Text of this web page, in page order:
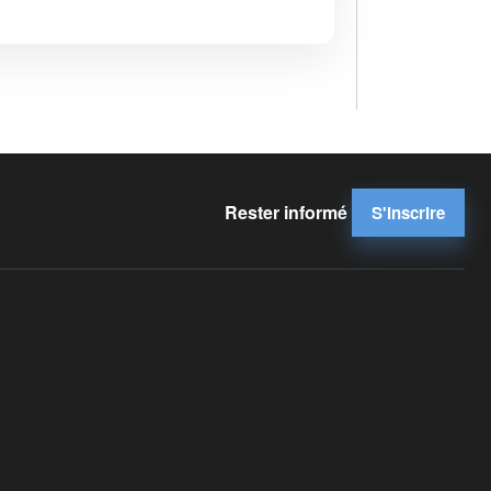
Rester informé S'inscrire